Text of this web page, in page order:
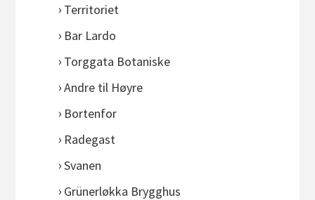
Territoriet
Bar Lardo
Torggata Botaniske
Andre til Høyre
Bortenfor
Radegast
Svanen
Grünerløkka Brygghus